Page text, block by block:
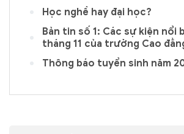
Học nghề hay đại học?
Bản tin số 1: Các sự kiện nổi
tháng 11 của trường Cao
Thông báo tuyển sinh năm